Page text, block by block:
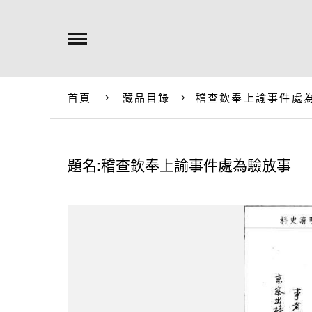
首頁 藏品目錄 稽查欽奉上諭事件處
題名:稽查欽奉上諭事件處為驗放事